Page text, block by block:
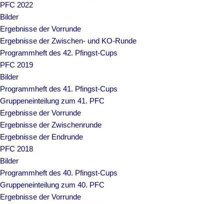
PFC 2022
Bilder
Ergebnisse der Vorrunde
Ergebnisse der Zwischen- und KO-Runde
Programmheft des 42. Pfingst-Cups
PFC 2019
Bilder
Programmheft des 41. Pfingst-Cups
Gruppeneinteilung zum 41. PFC
Ergebnisse der Vorrunde
Ergebnisse der Zwischenrunde
Ergebnisse der Endrunde
PFC 2018
Bilder
Programmheft des 40. Pfingst-Cups
Gruppeneinteilung zum 40. PFC
Ergebnisse der Vorrunde